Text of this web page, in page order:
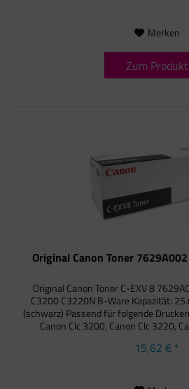
Merken
Zum Produkt
Original Canon Toner
Original Canon Toner C-EXV 8
C3200 C3220N B-Ware Kapazität:
(schwarz) Passend für folgende
Canon Clc 3200, Canon Clc 3220,
15,62 € *